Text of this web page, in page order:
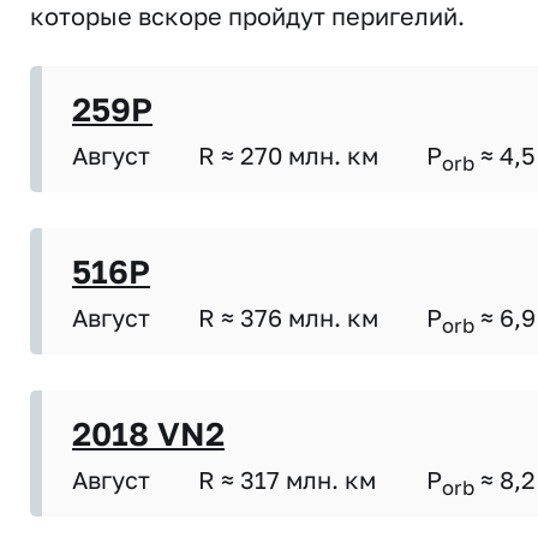
которые вскоре пройдут перигелий.
259P
Август R ≈ 270 млн. км Porb ≈ 4,5
516P
Август R ≈ 376 млн. км Porb ≈ 6,9
2018 VN2
Август R ≈ 317 млн. км Porb ≈ 8,2